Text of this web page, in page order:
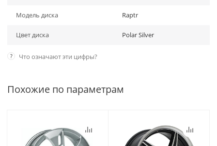
Модель диска Raptr
Цвет диска Polar Silver
? Что означают эти цифры?
Похожие по параметрам